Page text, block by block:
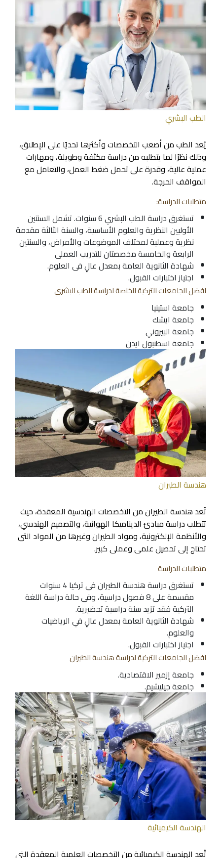
الطب البشري
يُعد الطب من أصعب التخصصات وأكثرها تحديًا على الإطلاق،
وذلك نظرًا لما يتطلبه من دراسة مكثفة وطويلة، ومهارات
عملية عالية، وقدرة على تحمل ضغط العمل، والتعامل مع
المواقف الحرجة.
متطلبات الدراسة:
تستغرق دراسة الطب البشري 6 سنوات. تشمل السنتين
الأوليين النظرية والعلوم الأساسية، والسنة الثالثة مقدمة
نظرية وعملية لمختلف الموضوعات والأمراض، والسنتين
الرابعة والخامسة مخصصتان للتدريب العملى
شهادة الثانوية العامة بمعدل عالٍ فى العلوم.
اجتياز اختبارات القبول.
افضل الجامعات التركية الخاصة لدراسة الطب البشري
جامعة استينيا
جامعة ايشك
جامعة البيروني
جامعة اسطنبول ايدن
هندسة الطيران
تُعد هندسة الطيران من التخصصات الهندسية المعقدة، حيث
تتطلب دراسة مبادئ الديناميكا الهوائية، والتصميم الهندسي،
والأنظمة الإلكترونية، ومواد الطيران وغيرها من المواد التى
تحتاج إلى تحصيل علمى وعملى كبير.
متطلبات الدراسة
تستغرق دراسة هندسة الطيران فى تركيا 4 سنوات
مقسمة على 8 فصول دراسية، وفى حالة دراسة اللغة
التركية فقد تزيد سنة دراسية تحضيرية.
شهادة الثانوية العامة بمعدل عالٍ في الرياضيات
والعلوم.
اجتياز اختبارات القبول.
افضل الجامعات التركية لدراسة هندسة الطيران
جامعة إزمير الاقتصادية.
جامعة جيليشيم.
الهندسة الكيميائية
تُعد الهندسة الكيميائية من التخصصات العلمية المعقدة التي